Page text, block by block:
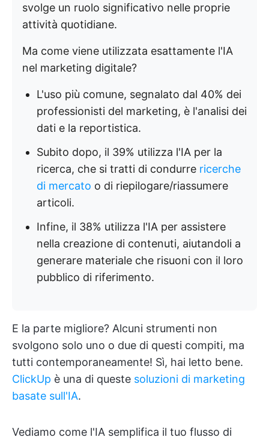
svolge un ruolo significativo nelle proprie
attività quotidiane.
Ma come viene utilizzata esattamente l'IA
nel marketing digitale?
L'uso più comune, segnalato dal 40% dei
professionisti del marketing, è l'analisi dei
dati e la reportistica.
Subito dopo, il 39% utilizza l'IA per la
ricerca, che si tratti di condurre ricerche
di mercato o di riepilogare/riassumere
articoli.
Infine, il 38% utilizza l'IA per assistere
nella creazione di contenuti, aiutandoli a
generare materiale che risuoni con il loro
pubblico di riferimento.
E la parte migliore? Alcuni strumenti non
svolgono solo uno o due di questi compiti, ma
tutti contemporaneamente! Sì, hai letto bene.
ClickUp è una di queste soluzioni di marketing
basate sull'IA.
Vediamo come l'IA semplifica il tuo flusso di